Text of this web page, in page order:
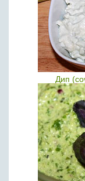
Дип